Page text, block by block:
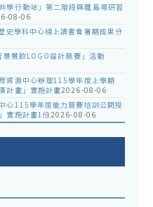
學行動站」第二階段與離島場研習
08-06
史學科中心線上讀書會暑期成果分
餐飲LOGO設計競賽」活動
資源中心辦理115學年度上學期
計畫」實施計畫2026-08-06
心115學年度能力競賽培訓公開授
實施計畫1份2026-08-06